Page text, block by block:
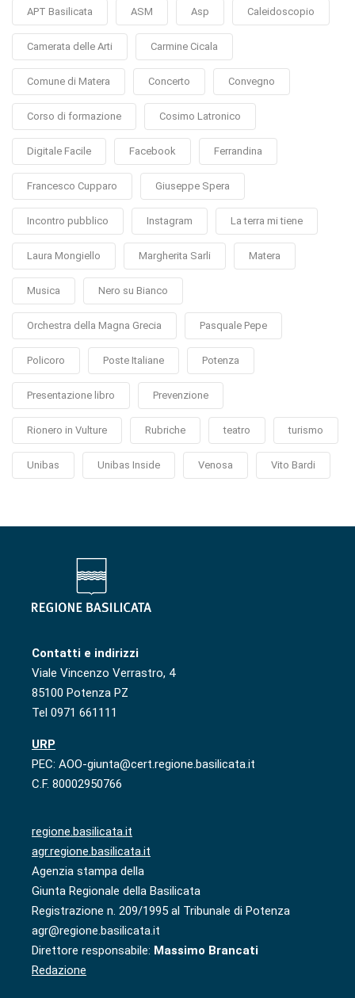
APT Basilicata ASM Asp Caleidoscopio
Camerata delle Arti Carmine Cicala
Comune di Matera Concerto Convegno
Corso di formazione Cosimo Latronico
Digitale Facile Facebook Ferrandina
Francesco Cupparo Giuseppe Spera
Incontro pubblico Instagram La terra mi tiene
Laura Mongiello Margherita Sarli Matera
Musica Nero su Bianco
Orchestra della Magna Grecia Pasquale Pepe
Policoro Poste Italiane Potenza
Presentazione libro Prevenzione
Rionero in Vulture Rubriche teatro turismo
Unibas Unibas Inside Venosa Vito Bardi
Contatti e indirizzi
Viale Vincenzo Verrastro, 4
85100 Potenza PZ
Tel 0971 661111
URP
PEC: AOO-giunta@cert.regione.basilicata.it
C.F. 80002950766
regione.basilicata.it
agr.regione.basilicata.it
Agenzia stampa della
Giunta Regionale della Basilicata
Registrazione n. 209/1995 al Tribunale di Potenza
agr@regione.basilicata.it
Direttore responsabile: Massimo Brancati
Redazione